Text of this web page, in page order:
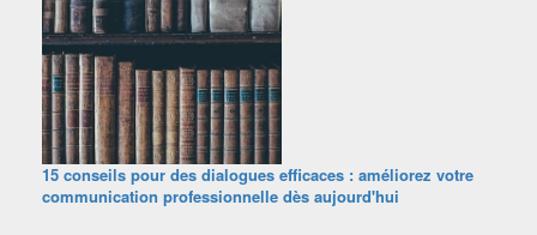
15 conseils pour des dialogues efficaces : améliorez votre
communication professionnelle dès aujourd'hui